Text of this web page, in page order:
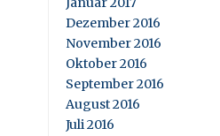
Dezember 2016
November 2016
Oktober 2016
September 2016
August 2016
Juli 2016